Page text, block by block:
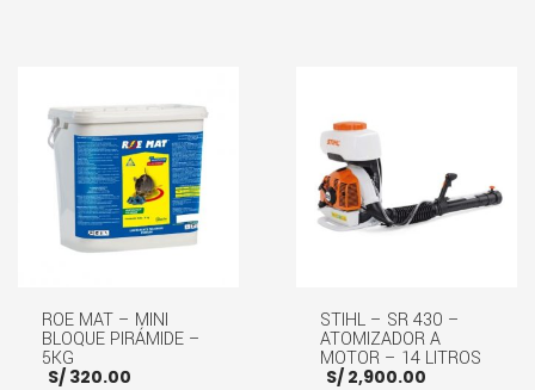
ROE MAT – MINI
BLOQUE PIRÁMIDE –
5KG
S/ 320.00
STIHL – SR 430 –
ATOMIZADOR A
MOTOR – 14 LITROS
S/2,900.00